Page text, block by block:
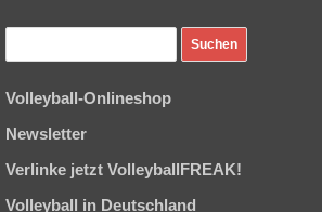
Volleyball-Onlineshop
Newsletter
Verlinke jetzt VolleyballFREAK!
Volleyball in Deutschland